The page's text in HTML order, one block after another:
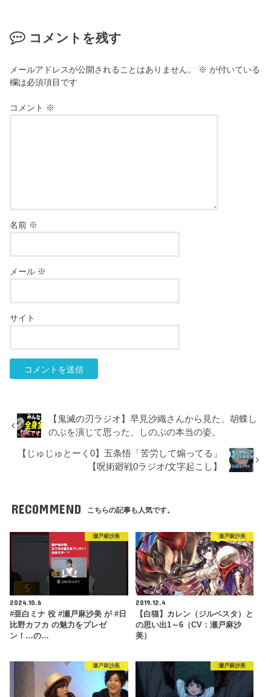
コメントを残す
メールアドレスが公開されることはありません。 ※ が付いている
欄は必須項目です
コメント ※
名前 ※
メール ※
サイト
【鬼滅の刃ラジオ】早見沙織さんから見た、胡蝶し
のぶを演じて思った、しのぶの本当の姿。
【じゅじゅとーく0】五条悟「苦労して煽ってる」
【呪術廻戦0ラジオ/文字起こし】
RECOMMEND こちらの記事も人気です。
瀬戸麻沙美
2024.10.6
#亜白ミナ 役 #瀬戸麻沙美 が #日
比野カフカ の魅力をプレゼ
ン！…の…
瀬戸麻沙美
2019.12.4
【白猫】カレン（ジルベスタ）と
の思い出1～6（CV：瀬戸麻沙
美）
瀬戸麻沙美 瀬戸麻沙美